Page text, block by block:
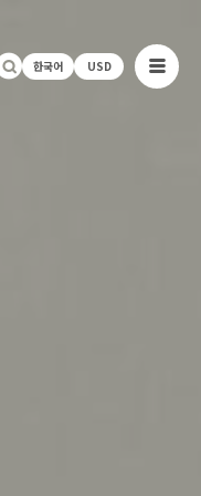
한국어 USD